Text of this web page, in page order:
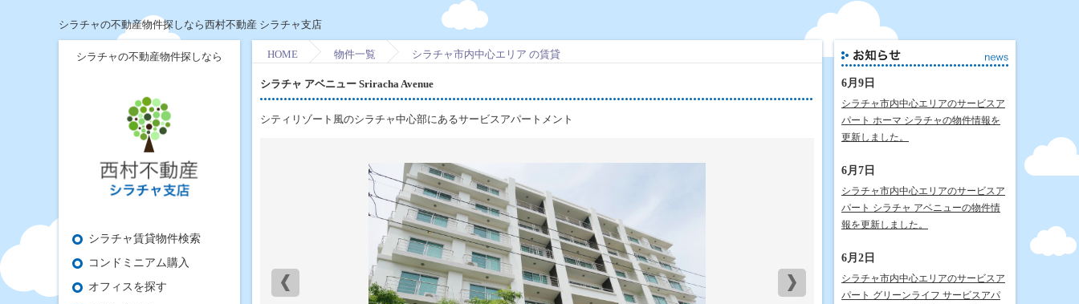
シラチャの不動産物件探しなら西村不動産 シラチャ支店
シラチャの不動産物件探しなら
シラチャ賃貸物件検索
コンドミニアム購入
オフィスを探す
HOME 物件一覧 シラチャ市内中心エリア の賃貸
シラチャ アベニュー Sriracha Avenue
シティリゾート風のシラチャ中心部にあるサービスアパートメント
6月9日
シラチャ市内中心エリアのサービスア
パート ホーマ シラチャの物件情報を
更新しました。
6月7日
シラチャ市内中心エリアのサービスア
パート シラチャ アベニューの物件情
報を更新しました。
6月2日
シラチャ市内中心エリアのサービスア
パート グリーンライフ サービスアパ